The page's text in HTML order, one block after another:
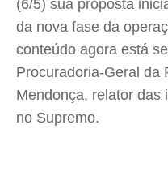
(6/5) sua proposta
da nova fase da
conteúdo agora está
Procuradoria-Geral da
Mendonça, relator das
no Supremo.